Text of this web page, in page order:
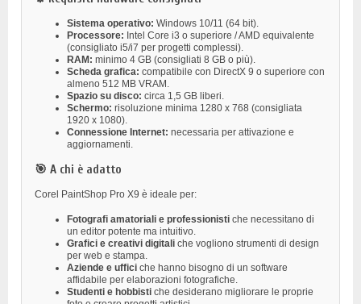
Sistema operativo: Windows 10/11 (64 bit).
Processore: Intel Core i3 o superiore / AMD equivalente
(consigliato i5/i7 per progetti complessi).
RAM: minimo 4 GB (consigliati 8 GB o più).
Scheda grafica: compatibile con DirectX 9 o superiore con
almeno 512 MB VRAM.
Spazio su disco: circa 1,5 GB liberi.
Schermo: risoluzione minima 1280 x 768 (consigliata
1920 x 1080).
Connessione Internet: necessaria per attivazione e
aggiornamenti.
🎯 A chi è adatto
Corel PaintShop Pro X9 è ideale per:
Fotografi amatoriali e professionisti che necessitano di
un editor potente ma intuitivo.
Grafici e creativi digitali che vogliono strumenti di design
per web e stampa.
Aziende e uffici che hanno bisogno di un software
affidabile per elaborazioni fotografiche.
Studenti e hobbisti che desiderano migliorare le proprie